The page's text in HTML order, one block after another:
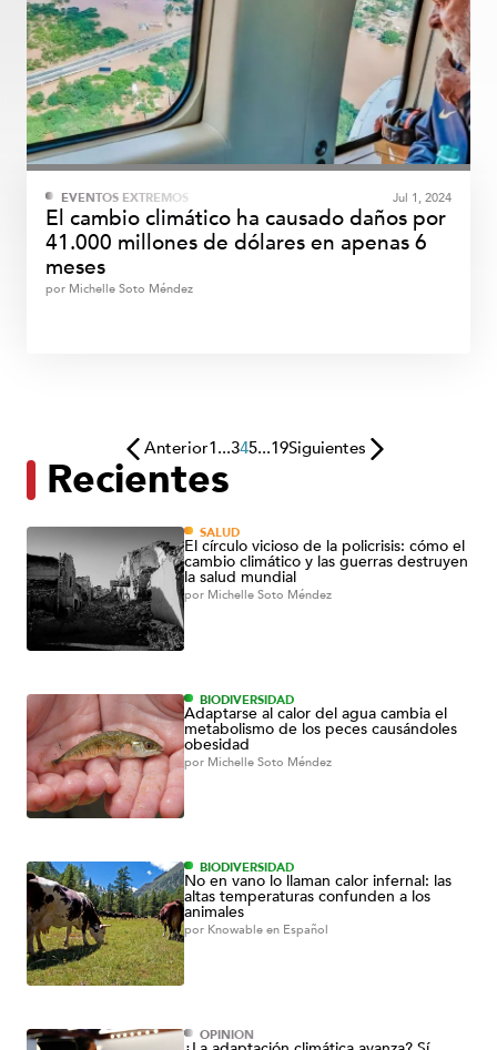
EVENTOS EXTREMOS Jul 1, 2024
El cambio climático ha causado daños por
41.000 millones de dólares en apenas 6
meses
por Michelle Soto Méndez
Anterior1...345...19Siguientes
Recientes
SALUD
El círculo vicioso de la policrisis: cómo el
cambio climático y las guerras destruyen
la salud mundial
por Michelle Soto Méndez
BIODIVERSIDAD
Adaptarse al calor del agua cambia el
metabolismo de los peces causándoles
obesidad
por Michelle Soto Méndez
BIODIVERSIDAD
No en vano lo llaman calor infernal: las
altas temperaturas confunden a los
animales
por Knowable en Español
OPINIÓN